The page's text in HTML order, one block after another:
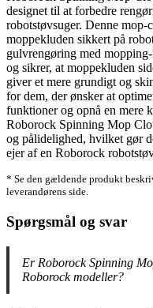
designet til at forbedre
robotstøvsuger. Denne
moppekluden sikkert på
gulvrengøring med
og sikrer, at moppekluden
giver et mere grundigt og
for dem, der ønsker at
funktioner og opnå en mere
Roborock Spinning Mop
og pålidelighed, hvilket gør
ejer af en Roborock
* Se den gældende produkt
leverandørens side.
Spørgsmål og svar
Er Roborock Spinning
Roborock modeller?